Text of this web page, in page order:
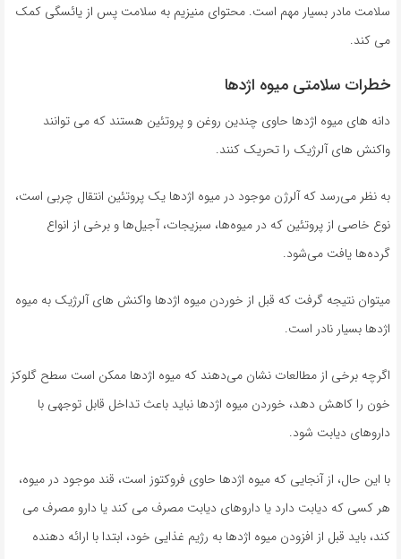
سلامت مادر بسیار مهم است. محتوای منیزیم به سلامت پس از یائسگی کمک
می کند.
خطرات سلامتی میوه اژدها
دانه های میوه اژدها حاوی چندین روغن و پروتئین هستند که می توانند
واکنش های آلرژیک را تحریک کنند.
به نظر می‌رسد که آلرژن موجود در میوه اژدها یک پروتئین انتقال چربی است،
نوع خاصی از پروتئین که در میوه‌ها، سبزیجات، آجیل‌ها و برخی از انواع
گرده‌ها یافت می‌شود.
میتوان نتیجه گرفت که قبل از خوردن میوه اژدها واکنش های آلرژیک به میوه
اژدها بسیار نادر است.
اگرچه برخی از مطالعات نشان می‌دهند که میوه اژدها ممکن است سطح گلوکز
خون را کاهش دهد، خوردن میوه اژدها نباید باعث تداخل قابل توجهی با
داروهای دیابت شود.
با این حال، از آنجایی که میوه اژدها حاوی فروکتوز است، قند موجود در میوه،
هر کسی که دیابت دارد یا داروهای دیابت مصرف می کند یا دارو مصرف می
کند، باید قبل از افزودن میوه اژدها به رژیم غذایی خود، ابتدا با ارائه دهنده